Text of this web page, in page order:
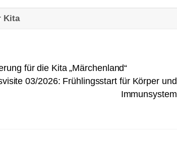
Kita
für die Kita „Märchenland“
03/2026: Frühlingsstart für Körper und
Immunsystem